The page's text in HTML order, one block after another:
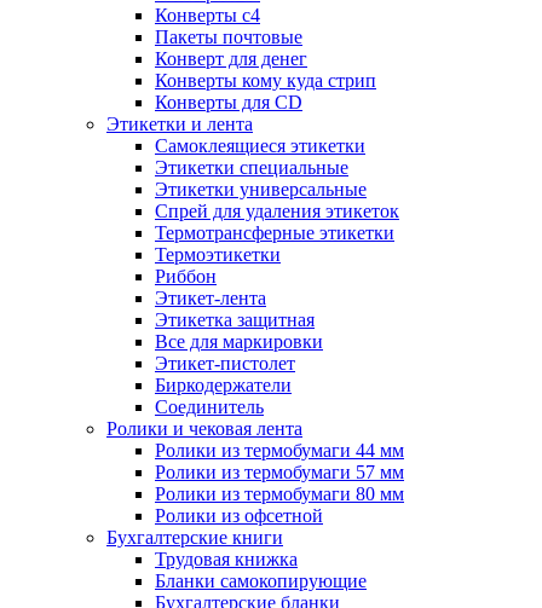
Конверты с4
Пакеты почтовые
Конверт для денег
Конверты кому куда стрип
Конверты для CD
Этикетки и лента
Самоклеящиеся этикетки
Этикетки специальные
Этикетки универсальные
Спрей для удаления этикеток
Термотрансферные этикетки
Термоэтикетки
Риббон
Этикет-лента
Этикетка защитная
Все для маркировки
Этикет-пистолет
Биркодержатели
Соединитель
Ролики и чековая лента
Ролики из термобумаги 44 мм
Ролики из термобумаги 57 мм
Ролики из термобумаги 80 мм
Ролики из офсетной
Бухгалтерские книги
Трудовая книжка
Бланки самокопирующие
Бухгалтерские бланки